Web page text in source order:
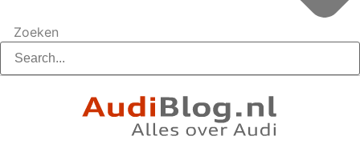
Zoeken